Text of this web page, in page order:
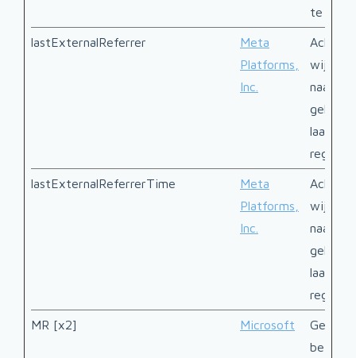
te
lastExternalReferrer
Meta
Platforms,
Inc.
wijze
naar
laatste
lastExternalReferrerTime
Meta
Platforms,
Inc.
wijze
naar
laatste
MR [x2] Microsoft